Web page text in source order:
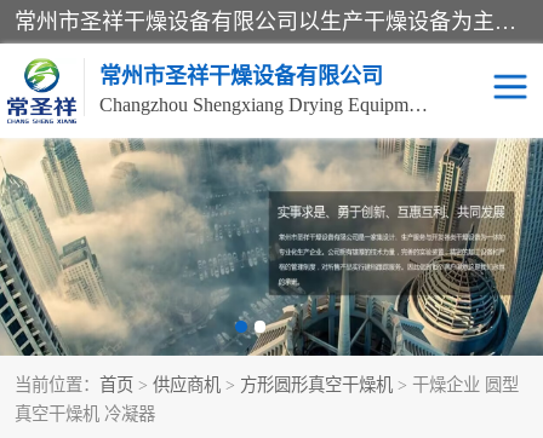
常州市圣祥干燥设备有限公司以生产干燥设备为主导产品，提供：干燥设备、干燥机、混合机、气流干燥机、烘箱、热风循环烘箱、沸腾干燥机、烘干机、喷雾干燥机等产品的生产、制造与销售服务。
常州市圣祥干燥设备有限公司
Changzhou Shengxiang Drying Equipment Co. , Ltd.
当前位置： 首页 > 供应商机 > 方形圆形真空干燥机 > 干燥企业 圆型
真空干燥机 冷凝器
单锥真空干燥机 双锥真空干燥机
气流干燥机 滚筒刮板干燥机
干燥机 闪蒸干燥机
桨叶干燥机 高速混合机